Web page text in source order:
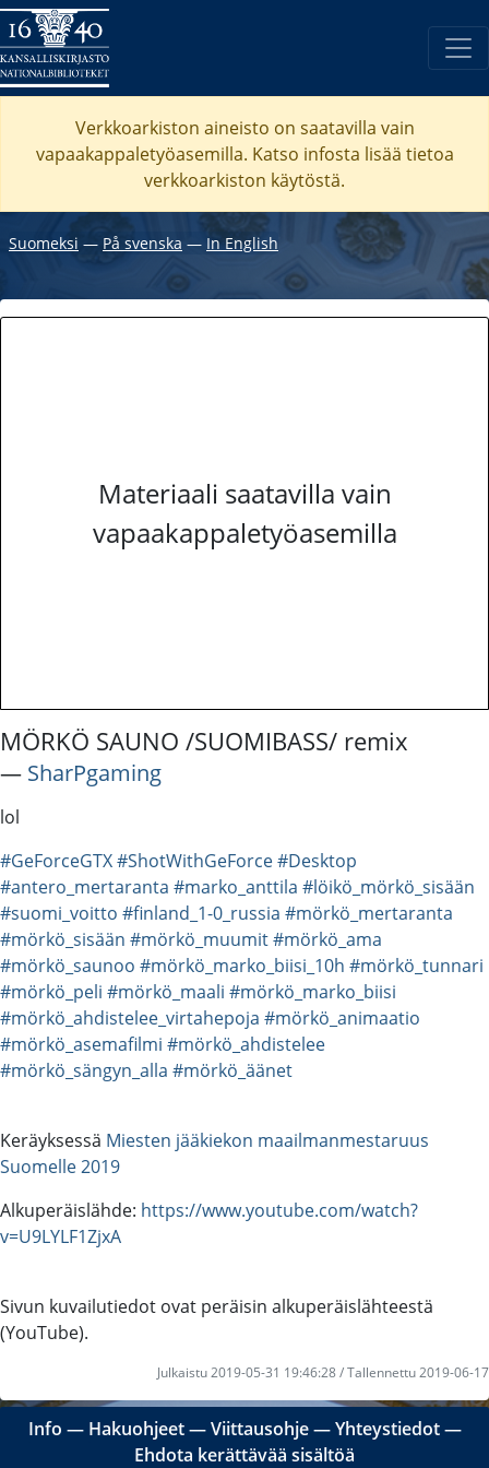
Verkkoarkiston aineisto on saatavilla vain
vapaakappaletyöasemilla. Katso infosta lisää tietoa
verkkoarkiston käytöstä.
Suomeksi ― På svenska ― In English
Materiaali saatavilla vain
vapaakappaletyöasemilla
MÖRKÖ SAUNO /SUOMIBASS/ remix
― SharPgaming
lol
#GeForceGTX#ShotWithGeForce#Desktop
#antero_mertaranta #marko_anttila #löikö_mörkö_sisään
#suomi_voitto #finland_1-0_russia #mörkö_mertaranta
#mörkö_sisään #mörkö_muumit#mörkö_ama
#mörkö_saunoo #mörkö_marko_biisi_10h #mörkö_tunnari
#mörkö_peli #mörkö_maali #mörkö_marko_biisi
#mörkö_ahdistelee_virtahepoja #mörkö_animaatio
#mörkö_asemafilmi #mörkö_ahdistelee
#mörkö_sängyn_alla #mörkö_äänet
Keräyksessä Miesten jääkiekon maailmanmestaruus
Suomelle 2019
Alkuperäislähde: https://www.youtube.com/watch?
v=U9LYLF1ZjxA
Sivun kuvailutiedot ovat peräisin alkuperäislähteestä
(YouTube).
Julkaistu 2019-05-31 19:46:28 / Tallennettu 2019-06-17
Info ― Hakuohjeet―Viittausohje―Yhteystiedot―
Ehdota kerättävää sisältöä